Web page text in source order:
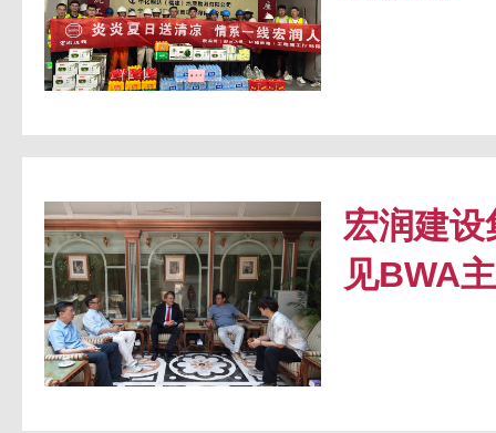
宏润建
见BWA